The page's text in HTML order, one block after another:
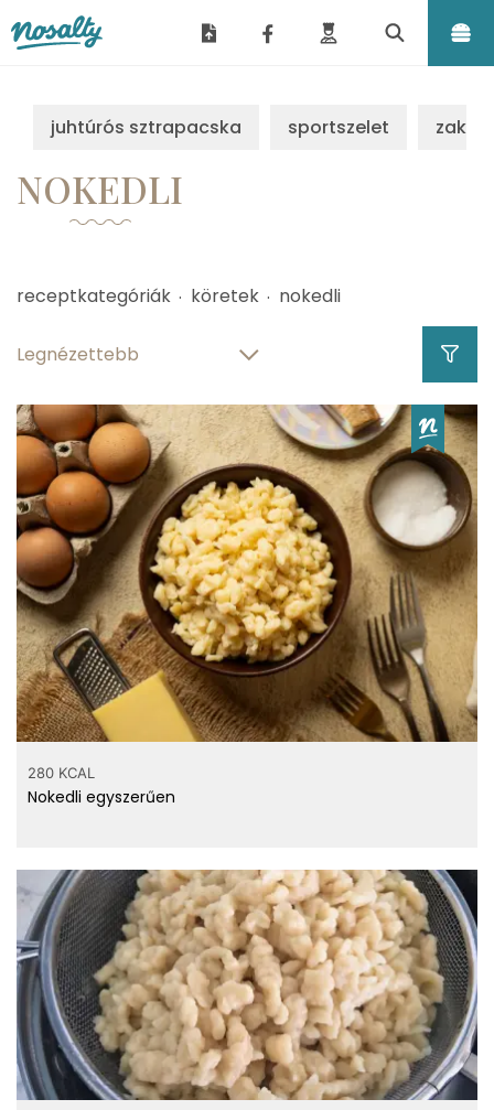
juhtúrós sztrapacska sportszelet
NOKEDLI
receptkategóriák köretek nokedli
280 KCAL
Nokedli egyszerűen